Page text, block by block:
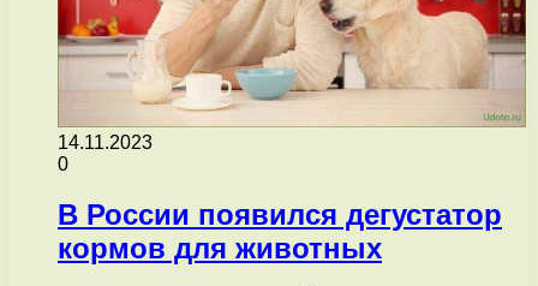
14.11.2023
0
В России появился дегустатор
кормов для животных